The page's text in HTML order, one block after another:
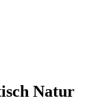
Natur